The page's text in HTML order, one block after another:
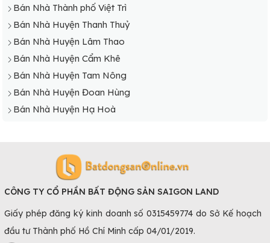
Bán Nhà Thành phố Việt Trì
Bán Nhà Huyện Thanh Thuỷ
Bán Nhà Huyện Lâm Thao
Bán Nhà Huyện Cẩm Khê
Bán Nhà Huyện Tam Nông
Bán Nhà Huyện Đoan Hùng
Bán Nhà Huyện Hạ Hoà
CÔNG TY CỔ PHẦN BẤT ĐỘNG SẢN SAIGON LAND
Giấy phép đăng ký kinh doanh số 0315459774 do Sở Kế hoạch
đầu tư Thành phố Hồ Chí Minh cấp 04/01/2019.